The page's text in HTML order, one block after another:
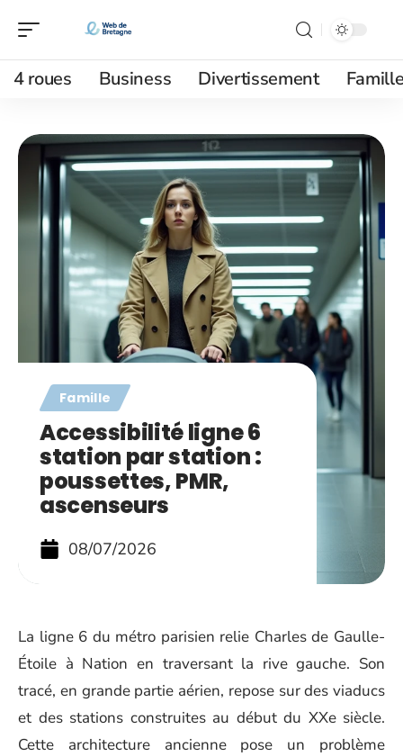
4 roues Business Divertissement
Famille
Accessibilité ligne 6
station par station :
poussettes, PMR,
ascenseurs
08/07/2026
La ligne 6 du métro parisien relie Charles de Gaulle-
Étoile à Nation en traversant la rive gauche. Son
tracé, en grande partie aérien, repose sur des viaducs
et des stations construites au début du XXe siècle.
Cette architecture ancienne pose un problème